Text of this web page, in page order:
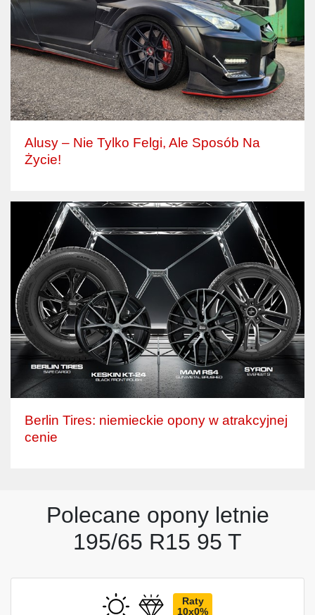
Alusy – Nie Tylko Felgi, Ale Sposób Na
Życie!
Berlin Tires: niemieckie opony w atrakcyjnej
cenie
Polecane opony letnie
195/65 R15 95 T
Raty
10x0%